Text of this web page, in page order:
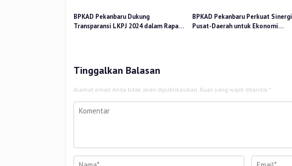
BPKAD Pekanbaru Dukung
Transparansi LKPJ 2024 dalam Rapat
BPKAD Pekanbaru Perkuat Sinergi
Pusat-Daerah untuk Ekonomi
Tinggalkan Balasan
Alamat email Anda tidak akan dipublikasikan. Ruas yang wajib ditandai *